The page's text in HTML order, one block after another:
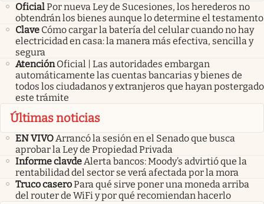
OficialPor nueva Ley de Sucesiones, los herederos no
obtendrán los bienes aunque lo determine el testamento
Clave Cómo cargar la batería del celular cuando no hay
electricidad en casa: la manera más efectiva, sencilla y
segura
Atención Oficial | Las autoridades embargan
automáticamente las cuentas bancarias y bienes de
todos los ciudadanos y extranjeros que hayan postergado
este trámite
Últimas noticias
EN VIVOArrancó la sesión en el Senado que busca
aprobar la Ley de Propiedad Privada
Informe clavdeAlerta bancos: Moody’s advirtió que la
rentabilidad del sector se verá afectada por la mora
Truco caseroPara qué sirve poner una moneda arriba
del router de WiFi y por qué recomiendan hacerlo